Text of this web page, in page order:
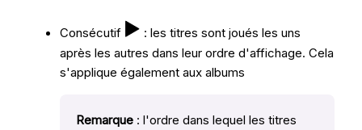
Consécutif
: les titres sont joués les uns
après les autres dans leur ordre d'affichage. Cela
s'applique également aux albums
Remarque : l'ordre dans lequel les titres